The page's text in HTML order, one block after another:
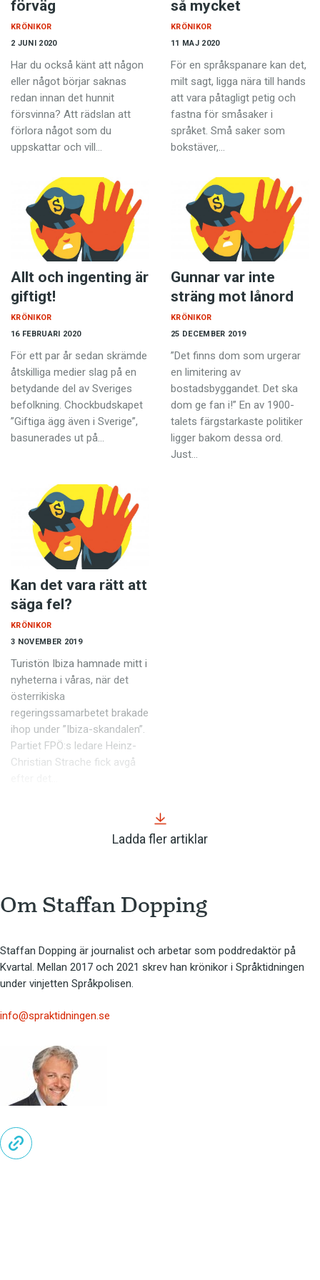
förväg
2 JUNI 2020
KRÖNIKOR
Har du också känt att någon
eller något börjar saknas
redan innan det hunnit
försvinna? Att rädslan att
förlora något som du
uppskattar och vill…
så mycket
11 MAJ 2020
KRÖNIKOR
För en språkspanare kan det,
milt sagt, ligga nära till hands
att vara påtagligt petig och
fastna för småsaker i
språket. Små saker som
bokstäver,…
Allt och ingenting är
giftigt!
16 FEBRUARI 2020
KRÖNIKOR
För ett par år sedan skrämde
åtskilliga medier slag på en
betydande del av Sveriges
befolkning. Chockbudskapet
”Giftiga ägg även i Sverige”,
basunerades ut på…
Gunnar var inte
sträng mot lånord
25 DECEMBER 2019
KRÖNIKOR
”Det finns dom som urgerar
en limitering av
bostadsbyggandet. Det ska
dom ge fan i!” En av 1900-
talets färgstarkaste politiker
ligger bakom dessa ord.
Just…
Kan det vara rätt att
säga fel?
3 NOVEMBER 2019
KRÖNIKOR
Turistön Ibiza hamnade mitt i
nyheterna i våras, när det
österrikiska
regeringssamarbetet brakade
ihop under ”Ibiza-skandalen”.
Partiet FPÖ:s ledare Heinz-
Christian Strache fick avgå
Ladda fler artiklar
Om Staffan Dopping
Staffan Dopping är journalist och arbetar som poddredaktör på
Kvartal. Mellan 2017 och 2021 skrev han krönikor i Språktidningen
under vinjetten Språkpolisen.
info@spraktidningen.se